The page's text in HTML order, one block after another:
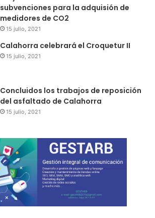
subvenciones para la adquisión de
medidores de CO2
15 julio, 2021
Calahorra celebrará el Croquetur II
15 julio, 2021
Concluidos los trabajos de reposición
del asfaltado de Calahorra
15 julio, 2021